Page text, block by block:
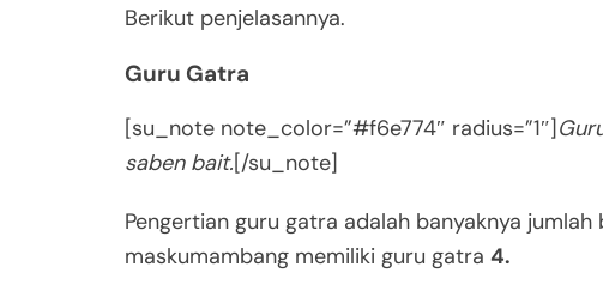
Berikut penjelasannya.
Guru Gatra
[su_note note_color=”#f6e774″ radius=”1″]
saben bait.[/su_note]
Pengertian guru gatra adalah banyaknya
maskumambang memiliki guru gatra 4.